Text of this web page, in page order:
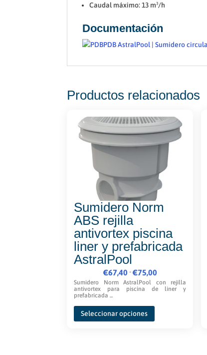
Caudal máximo: 13 m³/h
Documentación
PDB AstralPool | Sumidero
Productos relacionados
Sumidero Norm
ABS rejilla
antivortex piscina
liner y prefabricada
AstralPool
€67,40 -€75,00
Rango
de
desde
€67,40
Sumidero Norm AstralPool con rejilla
antivortex para piscina de liner y
prefabricada ...
Seleccionar opciones